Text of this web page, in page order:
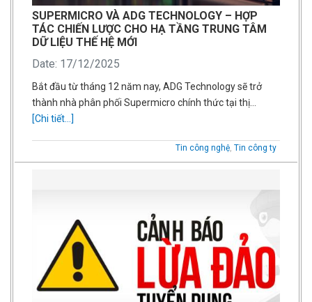
SUPERMICRO VÀ ADG TECHNOLOGY – HỢP
TÁC CHIẾN LƯỢC CHO HẠ TẦNG TRUNG TÂM
DỮ LIỆU THẾ HỆ MỚI
Date: 17/12/2025
Bắt đầu từ tháng 12 năm nay, ADG Technology sẽ trở
thành nhà phân phối Supermicro chính thức tại thị…
[Chi tiết...]
Tin công nghệ, Tin công ty